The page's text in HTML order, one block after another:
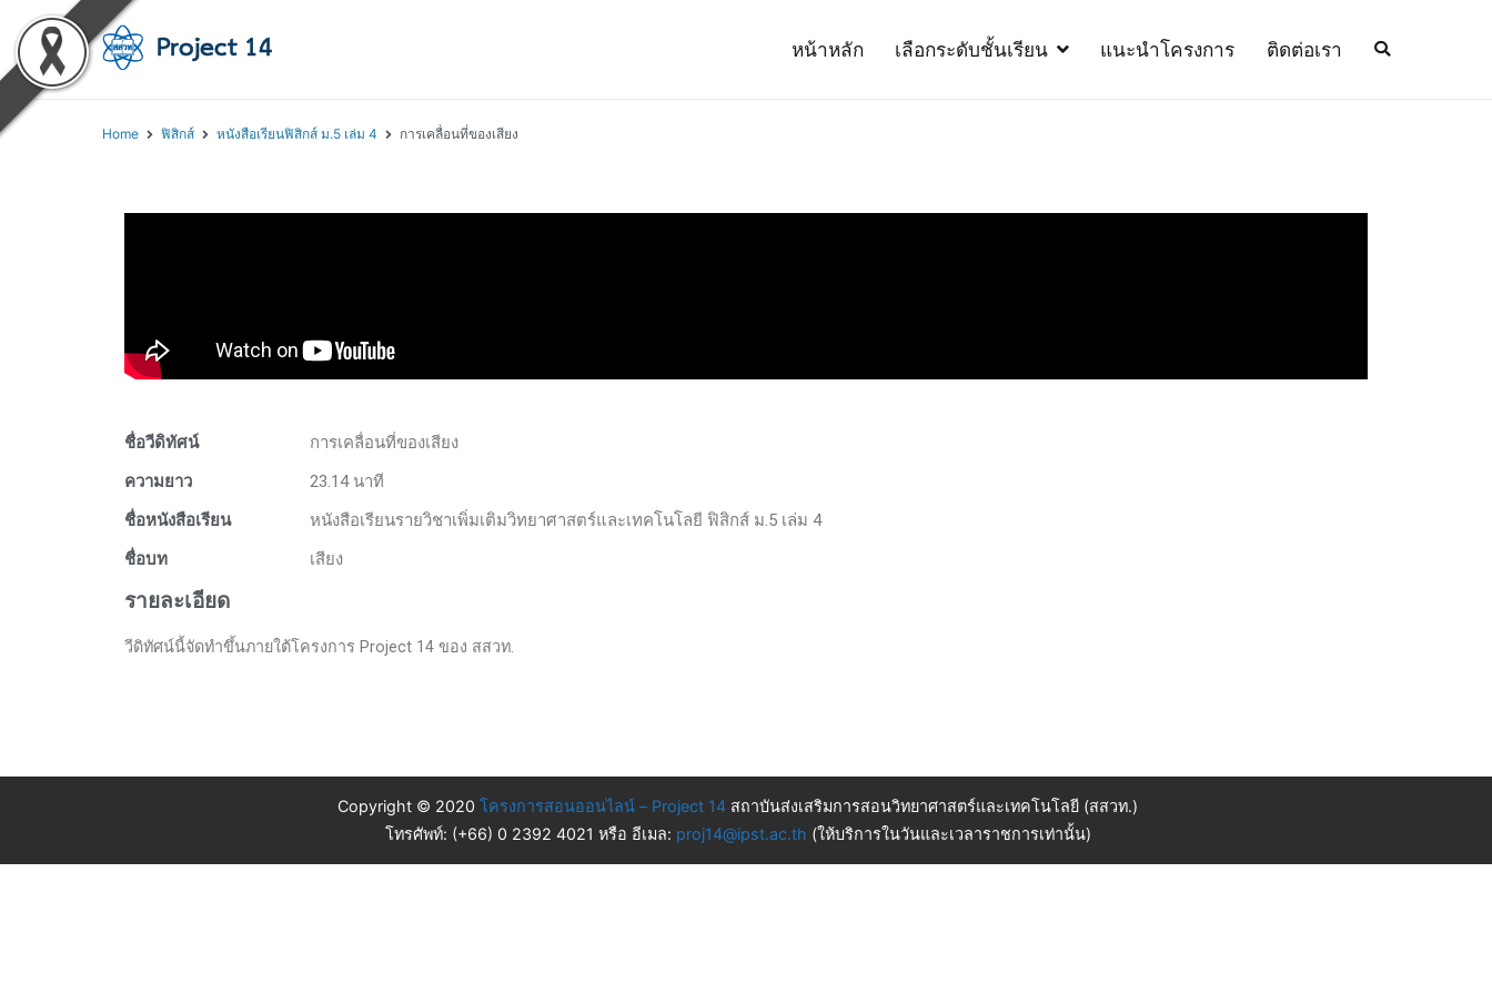
หน้าหลัก เลือกระดับชั้นเรียน แนะนำโครงการ ติดต่อเรา
Home ฟิสิกส์ หนังสือเรียนฟิสิกส์ ม.5 เล่ม 4 การเคลื่อนที่ของเสียง
ชื่อวีดิทัศน์
การเคลื่อนที่ของเสียง
ความยาว
23.14 นาที
ชื่อหนังสือเรียน
หนังสือเรียนรายวิชาเพิ่มเติมวิทยาศาสตร์และเทคโนโลยี ฟิสิกส์ ม.5 เล่ม 4
ชื่อบท
เสียง
รายละเอียด
วีดิทัศน์นี้จัดทำขึ้นภายใต้โครงการ Project 14 ของ สสวท.
Copyright © 2020 โครงการสอนออนไลน์ – Project 14 สถาบันส่งเสริมการสอนวิทยาศาสตร์และเทคโนโลยี (สสวท.)
โทรศัพท์: (+66) 0 2392 4021 หรือ อีเมล: proj14@ipst.ac.th (ให้บริการในวันและเวลาราชการเท่านั้น)